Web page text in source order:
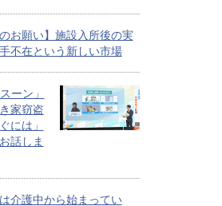
お願い】施設入所後の実
不在という新しい市場
ーン」
家窃盗
には」
話しま
介護中から始まってい